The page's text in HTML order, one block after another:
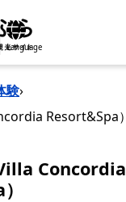
Language
験›
Resort&Spa）
Concordia